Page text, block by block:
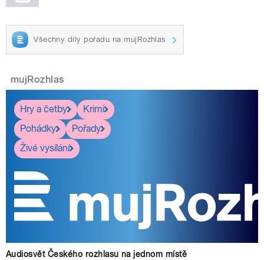
Všechny díly pořadu na mujRozhlas
mujRozhlas
Hry a četby
Krimi
Pohádky
Pořady
Živé vysílání
Audiosvět Českého rozhlasu na jednom místě